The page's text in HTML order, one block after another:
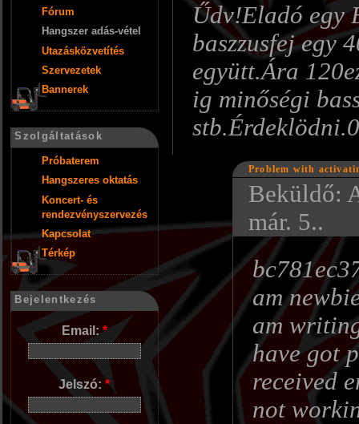
Űdv!Eladó egy
baszzusfej egy
együtt.Ára
ig minőségi
Problem with
Beküldő:
már. 5..
am
am
have got
received
not
Fórum
Hangszer adás-vétel
Utazásközvetítés
Szervezetek
Bannerek
Szolgáltatások
Próbaterem
Hangszeres oktatás
Koncert- és
rendezvényszervezés
Kapcsolat
Térkép
Bejelentkezés
Email:*
Jelszó:*